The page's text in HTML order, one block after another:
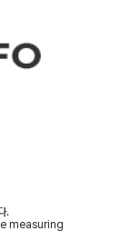
.
measuring